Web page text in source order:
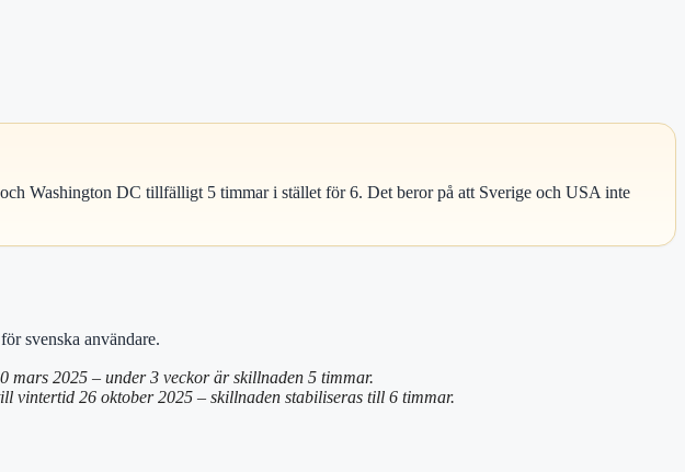
Washington DC tillfälligt 5 timmar i stället för 6. Det beror på att Sverige och USA inte
svenska användare.
mars 2025 – under 3 veckor är skillnaden 5 timmar.
vintertid 26 oktober 2025 – skillnaden stabiliseras till 6 timmar.